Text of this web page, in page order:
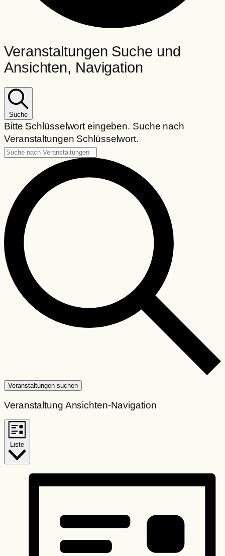
Veranstaltungen
Veranstaltungen Suche und
Ansichten, Navigation
Suche
Bitte Schlüsselwort eingeben. Suche nach
Veranstaltungen Schlüsselwort.
Veranstaltungen suchen
Veranstaltung Ansichten-Navigation
Liste